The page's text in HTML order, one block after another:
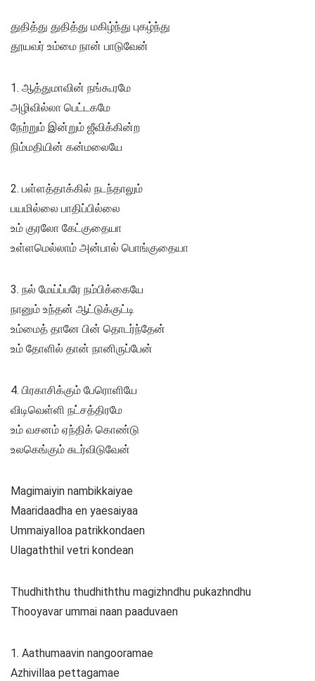
துதித்து துதித்து மகிழ்ந்து புகழ்ந்து
தூயவர் உம்மை நான் பாடுவேன்
1. ஆத்துமாவின் நங்கூரமே
அழிவில்லா பெட்டகமே
நேற்றும் இன்றும் ஜீவிக்கின்ற
நிம்மதியின் கன்மலையே
2. பள்ளத்தாக்கில் நடந்தாலும்
பயமில்லை பாதிப்பில்லை
உம் குரலோ கேட்குதையா
உள்ளமெல்லாம் அன்பால் பொங்குதையா
3. நல் மேய்ப்பரே நம்பிக்கையே
நானும் உந்தன் ஆட்டுக்குட்டி
உம்மைத் தானே பின் தொடர்ந்தேன்
உம் தோளில் தான் நானிருப்பேன்
4. பிரகாசிக்கும் பேரொளியே
விடிவெள்ளி நட்சத்திரமே
உம் வசனம் ஏந்திக் கொண்டு
உலகெங்கும் சுடர்விடுவேன்
Magimaiyin nambikkaiyae
Maaridaadha en yaesaiyaa
Ummaiyalloa patrikkondaen
Ulagaththil vetri kondean
Thudhiththu thudhiththu magizhndhu pukazhndhu
Thooyavar ummai naan paaduvaen
1. Aathumaavin nangooramae
Azhivillaa pettagamae